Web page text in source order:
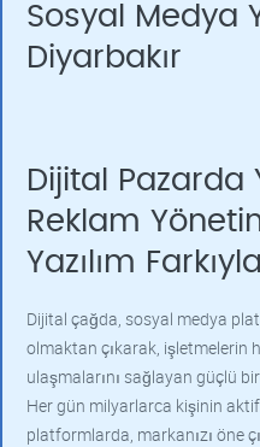
Sosyal Medya
Diyarbakır
Dijital Pazarda
Reklam
Yazılım
Dijital çağda, sosyal medya
olmaktan çıkarak, işletmelerin
ulaşmalarını sağlayan güçlü
Her gün milyarlarca kişinin
platformlarda, markanızı öne